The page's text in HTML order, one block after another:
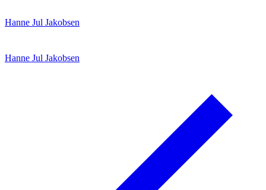
til
Hanne Jul Jakobsen
Hanne Jul Jakobsen